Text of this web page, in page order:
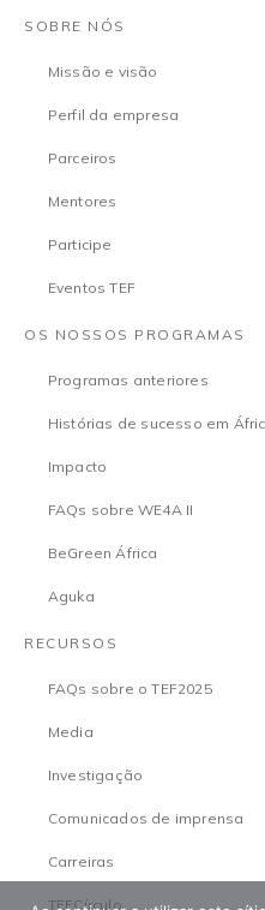
SOBRE NÓS
Missão e visão
Perfil da empresa
Parceiros
Mentores
Participe
Eventos TEF
OS NOSSOS PROGRAMAS
Programas anteriores
Histórias de sucesso em
Impacto
FAQs sobre WE4A II
BeGreen África
Aguka
RECURSOS
FAQs sobre o TEF2025
Media
Investigação
Comunicados de imprensa
Carreiras
TEFCírculo